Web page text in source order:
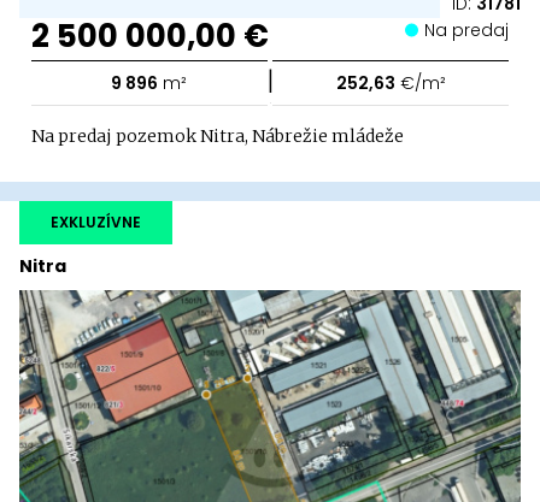
2 500 000,00 € Na predaj
9 896 m² | 252,63 €/m²
Na predaj pozemok Nitra, Nábrežie mládeže
Nitra
EXKLUZÍVNE